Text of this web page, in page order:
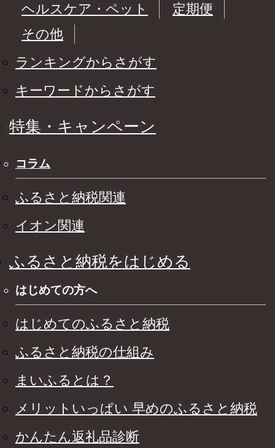
ヘルスケア・ペット
定期便
その他
ランキングからさがす
キーワードからさがす
特集・キャンペーン
コラム
ふるさと納税関連
イオン関連
ふるさと納税をはじめる
はじめての方へ
はじめてのふるさと納税
ふるさと納税の仕組み
まいふるとは？
メリットいっぱい 早めのふるさと納税
かんたん返礼品診断